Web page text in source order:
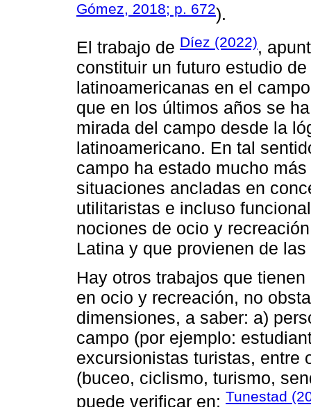
Gómez, 2018; p. 672).
El trabajo de Díez (2022),
constituir un futuro estudio
latinoamericanas en el
que en los últimos años se
mirada del campo desde la
latinoamericano. En tal
campo ha estado mucho
situaciones ancladas en
utilitaristas e incluso
nociones de ocio y
Latina y que provienen de
Hay otros trabajos que
en ocio y recreación, no
dimensiones, a saber: a)
campo (por ejemplo:
excursionistas turistas, entre
(buceo, ciclismo, turismo,
puede verificar en: Tunestad